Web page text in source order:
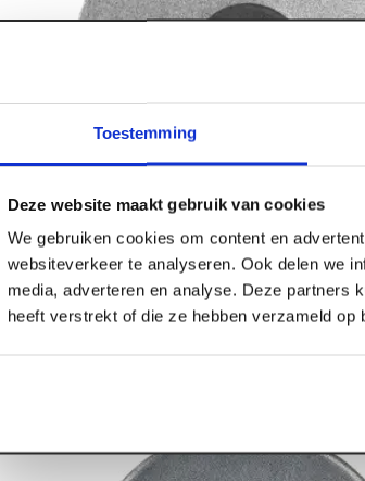
Toestemming
Deze website maakt gebruik van cookies
We gebruiken cookies om content en
websiteverkeer te analyseren. Ook delen we
media, adverteren en analyse. Deze partners
heeft verstrekt of die ze hebben verzameld
ART003006
FIS Profi Isolatie-
50mm verzinkt (100 st/ds)